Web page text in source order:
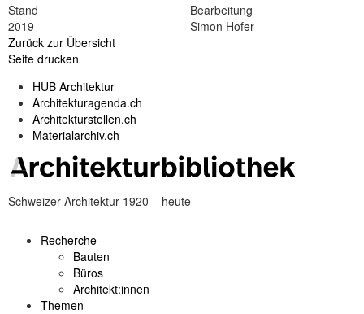
Stand
2019
Bearbeitung
Simon Hofer
Zurück zur Übersicht
Seite drucken
HUB Architektur
Architekturagenda.ch
Architekturstellen.ch
Materialarchiv.ch
Schweizer Architektur 1920 – heute
Recherche
Bauten
Büros
Architekt:innen
Themen